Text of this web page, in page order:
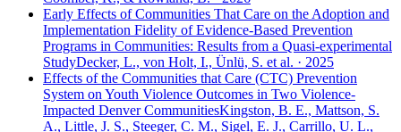
Early Effects of Communities That Care on the Adoption and
Implementation Fidelity of Evidence-Based Prevention
Programs in Communities: Results from a Quasi-experimental
StudyDecker, L., von Holt, I., Ünlü, S. et al. · 2025
Effects of the Communities that Care (CTC) Prevention
System on Youth Violence Outcomes in Two Violence-
Impacted Denver CommunitiesKingston, B. E., Mattson, S.
A., Little, J. S., Steeger, C. M., Sigel, E. J., Carrillo, U. L.,